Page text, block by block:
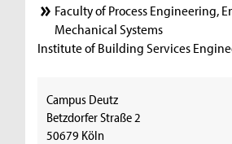
Faculty of Process Engineering,
Mechanical Systems
Institute of Building Services
Campus Deutz
Betzdorfer Straße 2
50679 Köln